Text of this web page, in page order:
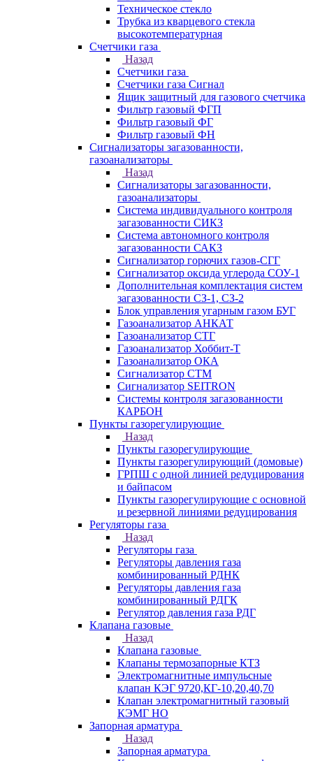
Техническое стекло
Трубка из кварцевого стекла
высокотемпературная
Счетчики газа
Назад
Счетчики газа
Счетчики газа Сигнал
Ящик защитный для газового счетчика
Фильтр газовый ФГП
Фильтр газовый ФГ
Фильтр газовый ФН
Сигнализаторы загазованности,
газоанализаторы
Назад
Сигнализаторы загазованности,
газоанализаторы
Система индивидуального контроля
загазованности СИКЗ
Система автономного контроля
загазованности САКЗ
Сигнализатор горючих газов-СГГ
Сигнализатор оксида углерода СОУ-1
Дополнительная комплектация систем
загазованности СЗ-1, СЗ-2
Блок управления угарным газом БУГ
Газоанализатор АНКАТ
Газоанализатор СТГ
Газоанализатор Хоббит-Т
Газоанализатор ОКА
Сигнализатор СТМ
Сигнализатор SEITRON
Системы контроля загазованности
КАРБОН
Пункты газорегулирующие
Назад
Пункты газорегулирующие
Пункты газорегулирующий (домовые)
ГРПШ с одной линией редуцирования
и байпасом
Пункты газорегулирующие с основной
и резервной линиями редуцирования
Регуляторы газа
Назад
Регуляторы газа
Регуляторы давления газа
комбинированный РДНК
Регуляторы давления газа
комбинированный РДГК
Регулятор давления газа РДГ
Клапана газовые
Назад
Клапана газовые
Клапаны термозапорные КТЗ
Электромагнитные импульсные
клапан КЭГ 9720,КГ-10,20,40,70
Клапан электромагнитный газовый
КЭМГ НО
Запорная арматура
Назад
Запорная арматура